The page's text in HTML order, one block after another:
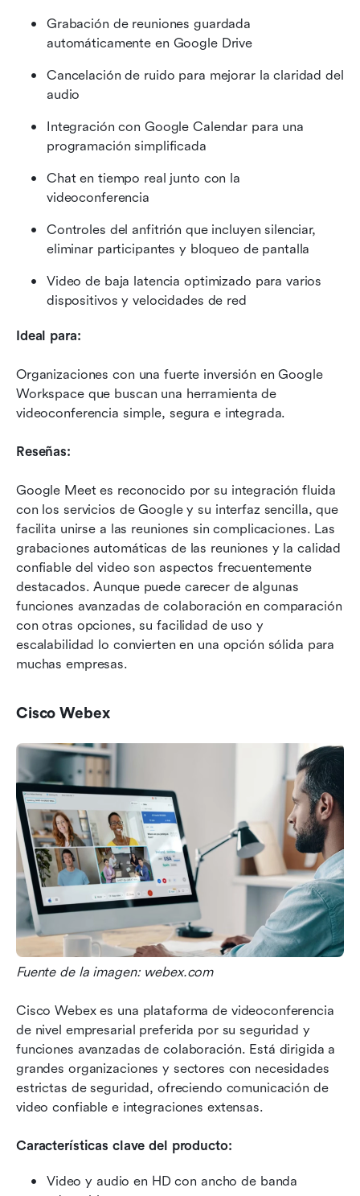
Grabación de reuniones guardada
automáticamente en Google Drive
Cancelación de ruido para mejorar la claridad del
audio
Integración con Google Calendar para una
programación simplificada
Chat en tiempo real junto con la
videoconferencia
Controles del anfitrión que incluyen silenciar,
eliminar participantes y bloqueo de pantalla
Video de baja latencia optimizado para varios
dispositivos y velocidades de red
Ideal para:
Organizaciones con una fuerte inversión en Google
Workspace que buscan una herramienta de
videoconferencia simple, segura e integrada.
Reseñas:
Google Meet es reconocido por su integración fluida
con los servicios de Google y su interfaz sencilla, que
facilita unirse a las reuniones sin complicaciones. Las
grabaciones automáticas de las reuniones y la calidad
confiable del video son aspectos frecuentemente
destacados. Aunque puede carecer de algunas
funciones avanzadas de colaboración en comparación
con otras opciones, su facilidad de uso y
escalabilidad lo convierten en una opción sólida para
muchas empresas.
Cisco Webex
Fuente de la imagen: webex.com
Cisco Webex es una plataforma de videoconferencia
de nivel empresarial preferida por su seguridad y
funciones avanzadas de colaboración. Está dirigida a
grandes organizaciones y sectores con necesidades
estrictas de seguridad, ofreciendo comunicación de
video confiable e integraciones extensas.
Características clave del producto:
Video y audio en HD con ancho de banda